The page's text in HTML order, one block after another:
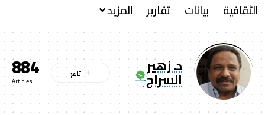
الثقافية
بيانات تقارير المزيد
د. زهير
السراج 884
Articles